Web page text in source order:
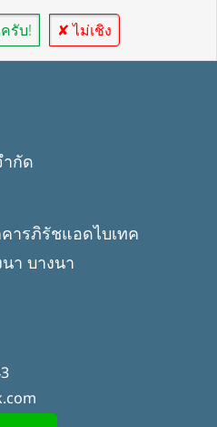
รับ! ✘ ไม่เชิง
กัด
ารภิรัชแอดไบเทค
า บางนา